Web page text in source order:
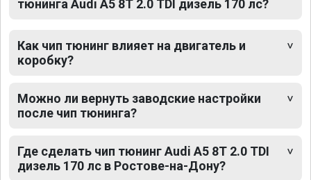
тюнинга Audi A5 8T 2.0 TDI дизель 170 лс?
Как чип тюнинг влияет на двигатель и
коробку?
Можно ли вернуть заводские настройки
после чип тюнинга?
Где сделать чип тюнинг Audi A5 8T 2.0 TDI
дизель 170 лс в Ростове-на-Дону?